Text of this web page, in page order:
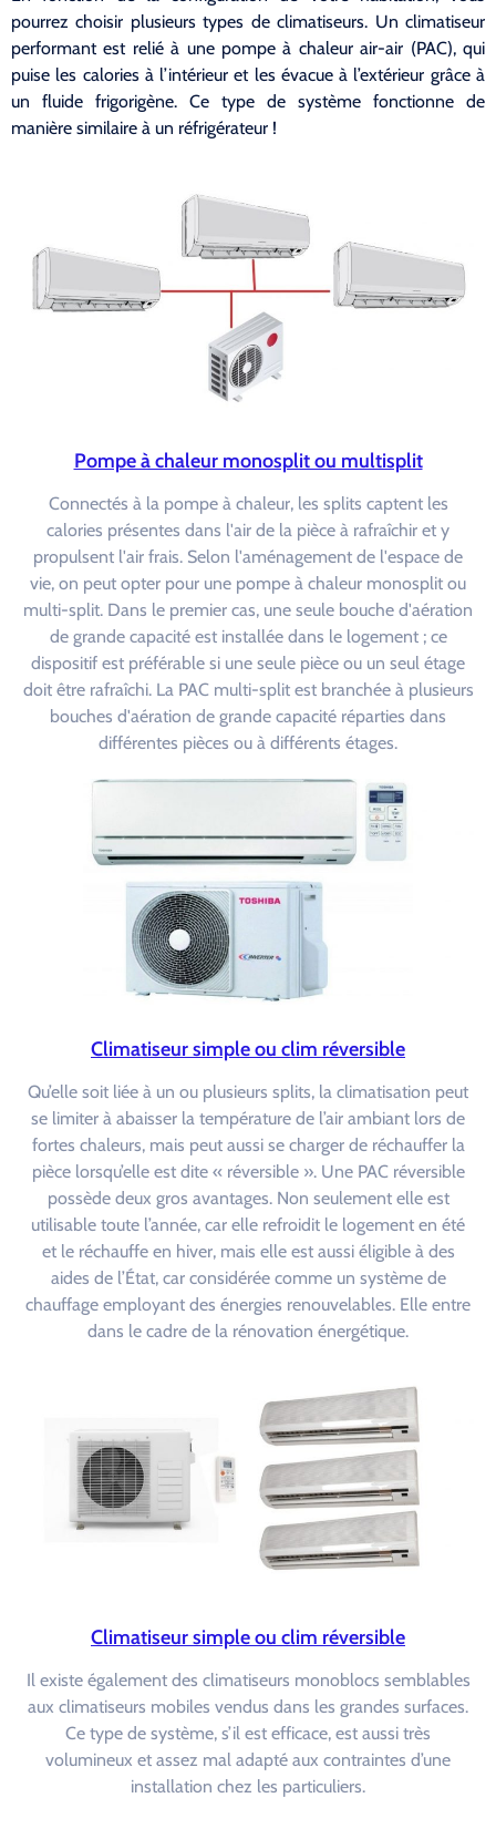
pourrez choisir plusieurs types de climatiseurs. Un climatiseur
performant est relié à une pompe à chaleur air-air (PAC), qui
puise les calories à l’intérieur et les évacue à l’extérieur grâce à
un fluide frigorigène. Ce type de système fonctionne de
manière similaire à un réfrigérateur !
Pompe à chaleur monosplit ou multisplit
Connectés à la pompe à chaleur, les splits captent les
calories présentes dans l'air de la pièce à rafraîchir et y
propulsent l'air frais. Selon l'aménagement de l'espace de
vie, on peut opter pour une pompe à chaleur monosplit ou
multi-split. Dans le premier cas, une seule bouche d'aération
de grande capacité est installée dans le logement ; ce
dispositif est préférable si une seule pièce ou un seul étage
doit être rafraîchi. La PAC multi-split est branchée à plusieurs
bouches d'aération de grande capacité réparties dans
différentes pièces ou à différents étages.
Climatiseur simple ou clim réversible
Qu’elle soit liée à un ou plusieurs splits, la climatisation peut
se limiter à abaisser la température de l’air ambiant lors de
fortes chaleurs, mais peut aussi se charger de réchauffer la
pièce lorsqu’elle est dite « réversible ». Une PAC réversible
possède deux gros avantages. Non seulement elle est
utilisable toute l’année, car elle refroidit le logement en été
et le réchauffe en hiver, mais elle est aussi éligible à des
aides de l’État, car considérée comme un système de
chauffage employant des énergies renouvelables. Elle entre
dans le cadre de la rénovation énergétique.
Climatiseur simple ou clim réversible
Il existe également des climatiseurs monoblocs semblables
aux climatiseurs mobiles vendus dans les grandes surfaces.
Ce type de système, s’il est efficace, est aussi très
volumineux et assez mal adapté aux contraintes d’une
installation chez les particuliers.